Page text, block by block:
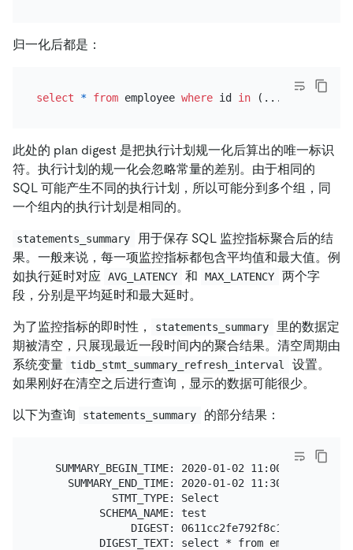
归一化后都是：
select * from employee where id in (...)
此处的 plan digest 是把执行计划规一化后算出的唯一标识
符。执行计划的规一化会忽略常量的差别。由于相同的
SQL 可能产生不同的执行计划，所以可能分到多个组，同
一个组内的执行计划是相同的。
statements_summary
用于保存 SQL 监控指标聚合后的结
果。一般来说，每一项监控指标都包含平均值和最大值。例
如执行延时对应 AVG_LATENCY 和 MAX_LATENCY
两个字
段，分别是平均延时和最大延时。
为了监控指标的即时性， statements_summary
里的数据定
期被清空，只展现最近一段时间内的聚合结果。清空周期由
系统变量 tidb_stmt_summary_refresh_interval
设置。
如果刚好在清空之后进行查询，显示的数据可能很少。
以下为查询 statements_summary 的部分结果：
   SUMMARY_BEGIN_TIME: 2020-01-02 11:00:00
     SUMMARY_END_TIME: 2020-01-02 11:30:00
            STMT_TYPE: Select
          SCHEMA_NAME: test
DIGEST:
DIGEST_TEXT: select * from employee